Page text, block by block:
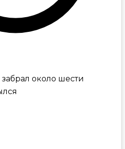
около шести